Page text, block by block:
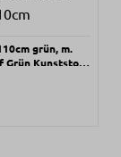
grün, m.
Grün Kunststoff